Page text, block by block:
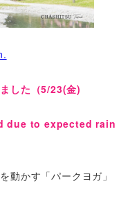
した（5/23(金)
due to expected rain
動かす「パークヨガ」